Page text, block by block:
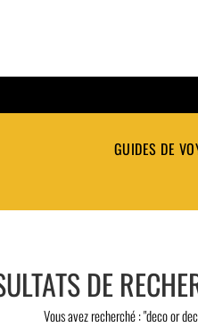
GUIDES DE
DE
Vous avez recherché : "deco or